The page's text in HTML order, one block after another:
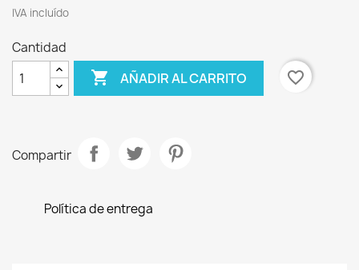
IVA incluído
Cantidad
 AÑADIR AL CARRITO favorite_border
Compartir
Política de entrega